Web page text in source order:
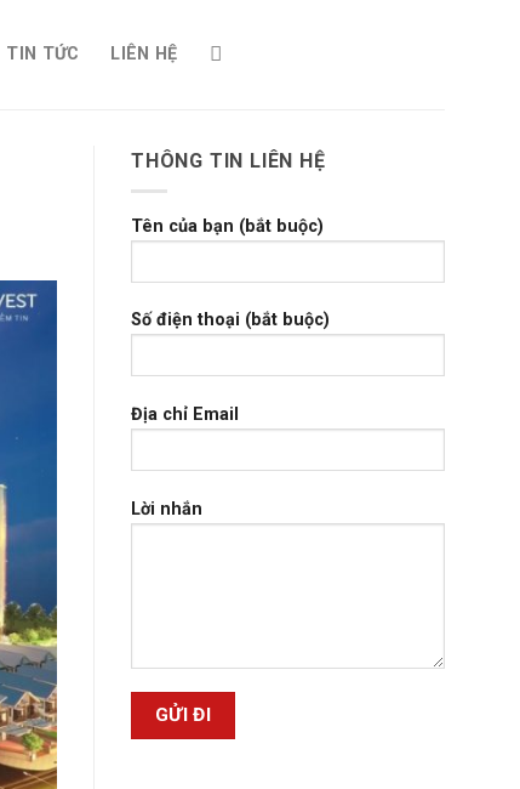
TIN TỨC LIÊN HỆ
THÔNG TIN LIÊN HỆ
Tên của bạn (bắt buộc)
Số điện thoại (bắt buộc)
Địa chỉ Email
Lời nhắn